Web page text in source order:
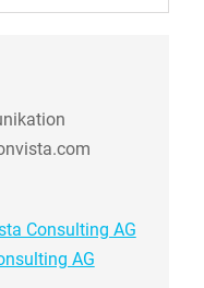
Consulting AG
AG